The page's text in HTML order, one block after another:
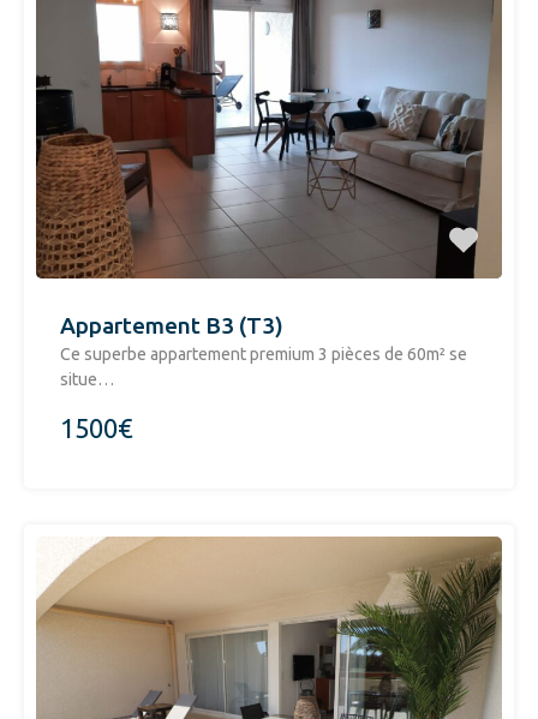
Appartement B3 (T3)
​Ce superbe appartement premium 3 pièces de 60m² se
situe…
1500€